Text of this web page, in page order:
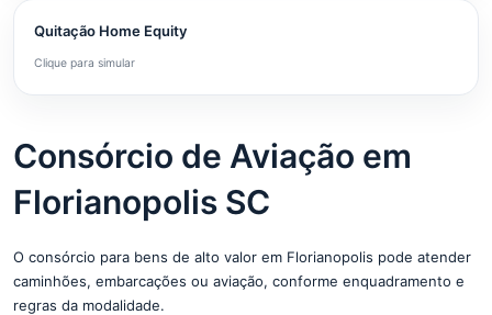
Quitação Home Equity
Clique para simular
Consórcio de Aviação em
Florianopolis SC
O consórcio para bens de alto valor em Florianopolis pode atender
caminhões, embarcações ou aviação, conforme enquadramento e
regras da modalidade.